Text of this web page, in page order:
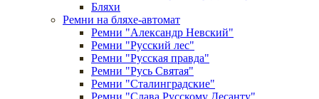
Бляхи
Ремни на бляхе-автомат
Ремни "Александр Невский"
Ремни "Русский лес"
Ремни "Русская правда"
Ремни "Русь Святая"
Ремни "Сталинградские"
Ремни "Слава Русскому Десанту"